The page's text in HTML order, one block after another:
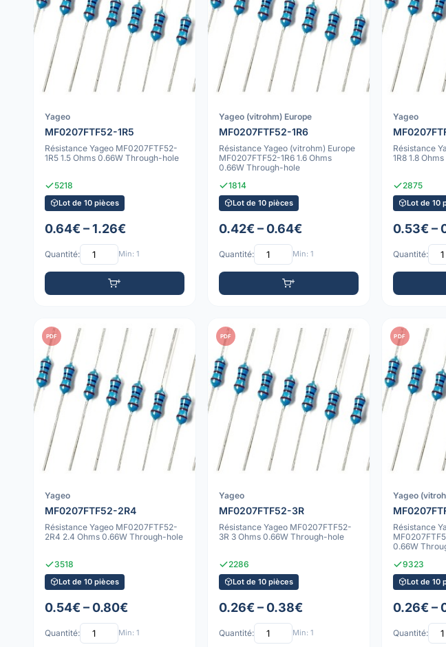
Yageo
MF0207FTF52-1R5
Résistance Yageo MF0207FTF52-
1R5 1.5 Ohms 0.66W Through-hole
5218
Lot de 10 pièces
0.64€ – 1.26€
Quantité: Min: 1
Yageo (vitrohm) Europe
MF0207FTF52-1R6
Résistance Yageo (vitrohm) Europe
MF0207FTF52-1R6 1.6 Ohms
0.66W Through-hole
1814
Lot de 10 pièces
0.42€ – 0.64€
Quantité: Min: 1
Yageo
Résistance
1R8 1.8
2875
Lot de 10
0.53€ –
Quantité:
PDF
Yageo
MF0207FTF52-2R4
Résistance Yageo MF0207FTF52-
2R4 2.4 Ohms 0.66W Through-hole
3518
Lot de 10 pièces
0.54€ – 0.80€
Quantité: Min: 1
PDF
Yageo
MF0207FTF52-3R
Résistance Yageo MF0207FTF52-
3R 3 Ohms 0.66W Through-hole
2286
Lot de 10 pièces
0.26€ – 0.38€
Quantité: Min: 1
PDF
Yageo
Résistance
0.66W
9323
Lot de 10
0.26€ –
Quantité: